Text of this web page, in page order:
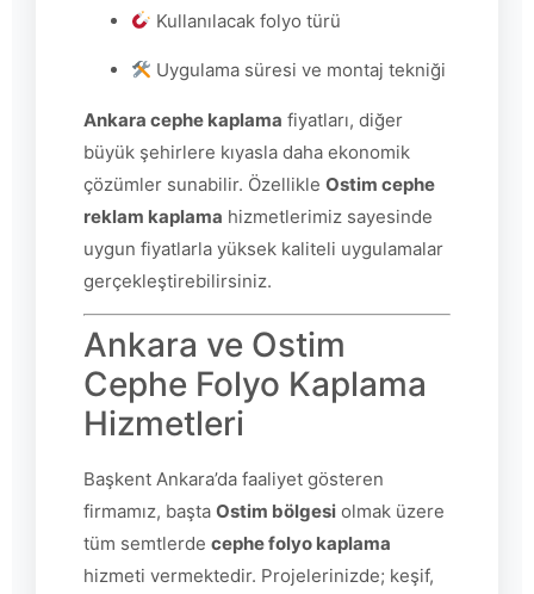
Kullanılacak folyo türü
Uygulama süresi ve montaj tekniği
Ankara cephe kaplama fiyatları, diğer
büyük şehirlere kıyasla daha ekonomik
çözümler sunabilir. Özellikle Ostim cephe
reklam kaplama hizmetlerimiz sayesinde
uygun fiyatlarla yüksek kaliteli uygulamalar
gerçekleştirebilirsiniz.
Ankara ve Ostim
Cephe Folyo Kaplama
Hizmetleri
Başkent Ankara’da faaliyet gösteren
firmamız, başta Ostim bölgesi olmak üzere
tüm semtlerde cephe folyo kaplama
hizmeti vermektedir. Projelerinizde; keşif,